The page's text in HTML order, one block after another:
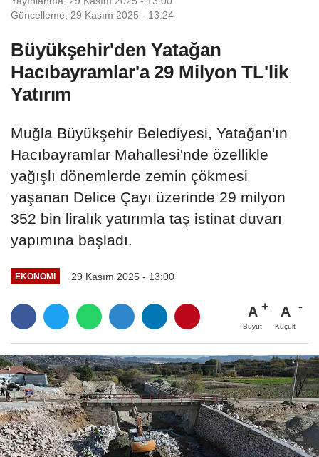
Güncelleme: 29 Kasım 2025 - 13:24
Büyükşehir'den Yatağan
Hacıbayramlar'a 29 Milyon TL'lik
Yatırım
Muğla Büyükşehir Belediyesi, Yatağan'ın
Hacıbayramlar Mahallesi'nde özellikle
yağışlı dönemlerde zemin çökmesi
yaşanan Delice Çayı üzerinde 29 milyon
352 bin liralık yatırımla taş istinat duvarı
yapımına başladı.
EKONOMI 29 Kasım 2025 - 13:00
A
Büyüt
A
Küçült